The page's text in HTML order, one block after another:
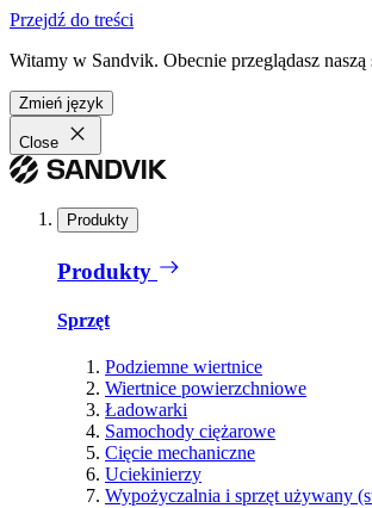
Przejdź do treści
Witamy w Sandvik. Obecnie przeglądasz
Zmień język
Close
Produkty
Produkty
Sprzęt
Podziemne wiertnice
Wiertnice powierzchniowe
Ładowarki
Samochody ciężarowe
Cięcie mechaniczne
Uciekinierzy
Wypożyczalnia i sprzęt używany